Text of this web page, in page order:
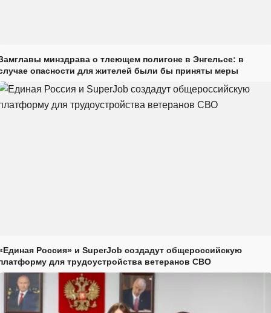
минздрава о тлеющем полигоне в Энгельсе: в
опасности для жителей были бы приняты меры
Россия» и SuperJob создадут общероссийскую
для трудоустройства ветеранов СВО